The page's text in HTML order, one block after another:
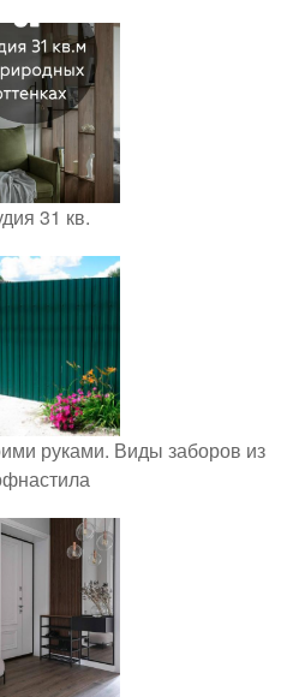
31 кв.
руками. Виды заборов из